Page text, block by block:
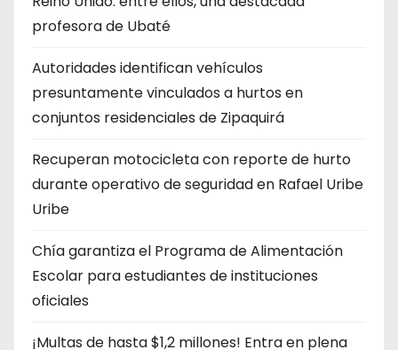
profesora de Ubaté
Autoridades identifican vehículos
presuntamente vinculados a hurtos en
conjuntos residenciales de Zipaquirá
Recuperan motocicleta con reporte de hurto
durante operativo de seguridad en Rafael Uribe
Uribe
Chía garantiza el Programa de Alimentación
Escolar para estudiantes de instituciones
oficiales
¡Multas de hasta $1,2 millones! Entra en plena